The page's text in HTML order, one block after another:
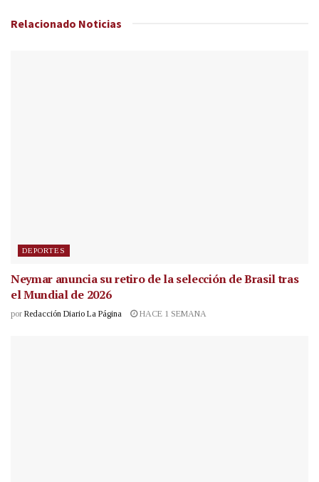
Relacionado Noticias
DEPORTES
Neymar anuncia su retiro de la selección de Brasil tras
el Mundial de 2026
por Redacción Diario La Página HACE 1 SEMANA